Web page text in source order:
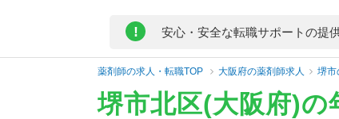
! 安心・安全な転職サポートの提
薬剤師の求人・転職TOP 大阪府の薬剤師求人 堺市
堺市北区(大阪府)の